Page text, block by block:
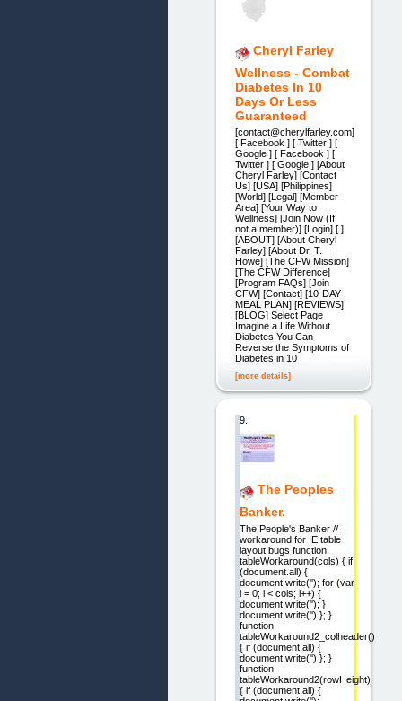
Cheryl Farley
Wellness - Combat
Diabetes In 10
Days Or Less
Guaranteed
[contact@cherylfarley.com]
[ Facebook ] [ Twitter ] [
Google ] [ Facebook ] [
Twitter ] [ Google ] [About
Cheryl Farley] [Contact
Us] [USA] [Philippines]
[World] [Legal] [Member
Area] [Your Way to
Wellness] [Join Now (If
not a member)] [Login] [ ]
[ABOUT] [About Cheryl
Farley] [About Dr. T.
Howe] [The CFW Mission]
[The CFW Difference]
[Program FAQs] [Join
CFW] [Contact] [10-DAY
MEAL PLAN] [REVIEWS]
[BLOG] Select Page
Imagine a Life Without
Diabetes You Can
Reverse the Symptoms of
Diabetes in 10
[more details]
9.
The Peoples
Banker.
The People's Banker //
workaround for IE table
layout bugs function
tableWorkaround(cols) { if
(document.all) {
document.write(''); for (var
i = 0; i < cols; i++) {
document.write(''); }
document.write('') }; }
function
tableWorkaround2_colheader()
{ if (document.all) {
document.write('') }; }
function
tableWorkaround2(rowHeight)
{ if (document.all) {